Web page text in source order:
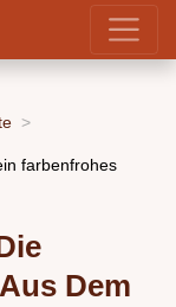
farbenfrohes
Dem